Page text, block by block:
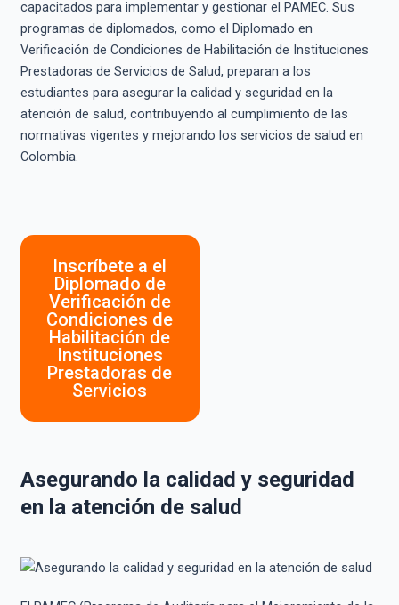
capacitados para implementar y gestionar el PAMEC. Sus
programas de diplomados, como el Diplomado en
Verificación de Condiciones de Habilitación de Instituciones
Prestadoras de Servicios de Salud, preparan a los
estudiantes para asegurar la calidad y seguridad en la
atención de salud, contribuyendo al cumplimiento de las
normativas vigentes y mejorando los servicios de salud en
Colombia.
Inscríbete a el
Diplomado de
Verificación de
Condiciones de
Habilitación de
Instituciones
Prestadoras de
Servicios
Asegurando la calidad y seguridad
en la atención de salud